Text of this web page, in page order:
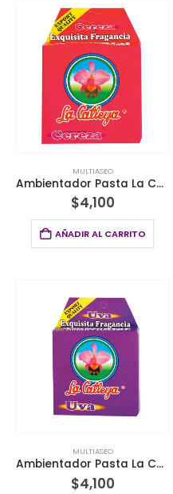
MULTIASEO
Ambientador Pasta La Catleya Cereza 30G
$4,100
AÑADIR AL CARRITO
MULTIASEO
Ambientador Pasta La Catleya Uva 30G
$4,100